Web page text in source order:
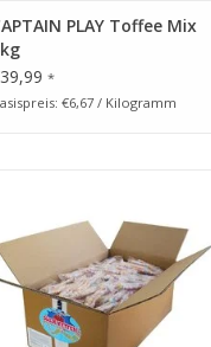
PLAY Toffee Mix
*
€6,67 / Kilogramm
WARENKORB HINZUFÜGEN